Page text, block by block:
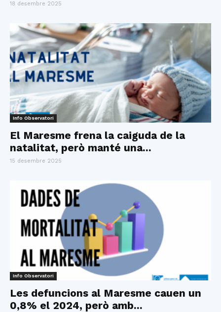
18 desembre 2025
Info Observatori
El Maresme frena la caiguda de la
natalitat, però manté una...
15 desembre 2025
Info Observatori
Les defuncions al Maresme cauen un
0,8% el 2024, però amb...